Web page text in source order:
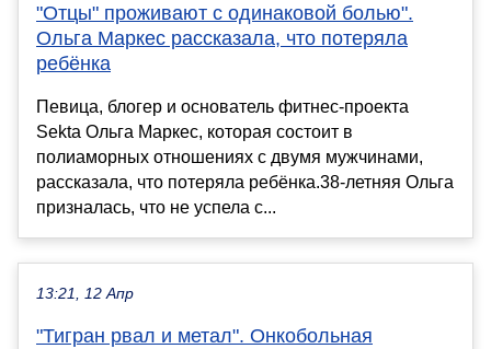
"Отцы" проживают с одинаковой болью".
Ольга Маркес рассказала, что потеряла
ребёнка
Певица, блогер и основатель фитнес-проекта
Sekta Ольга Маркес, которая состоит в
полиаморных отношениях с двумя мужчинами,
рассказала, что потеряла ребёнка.38-летняя Ольга
призналась, что не успела с...
13:21, 12 Апр
"Тигран рвал и метал". Онкобольная